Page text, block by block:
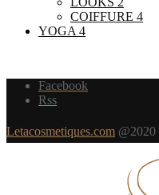
COIFFURE 4
YOGA 4
Facebook
Rss
Letacosmetiques.com @2020